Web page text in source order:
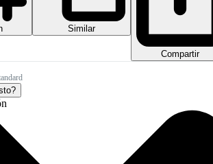
Similar
Compartir